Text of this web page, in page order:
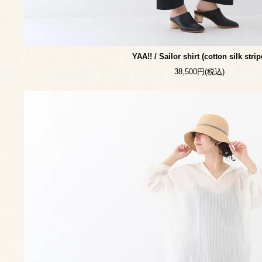
YAA!! / Sailor shirt (cotton silk
38,500円(税込)